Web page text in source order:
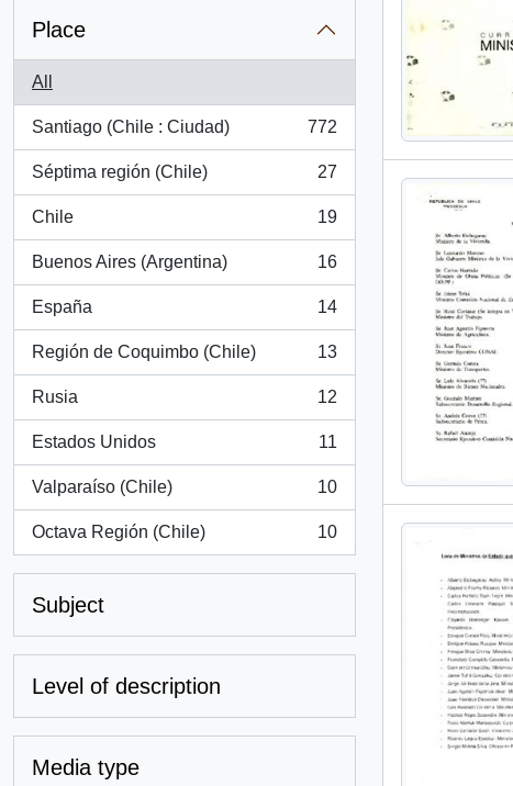
Place
All
Santiago (Chile : Ciudad)
, 772 results
772
Séptima región (Chile)
, 27 results
27
Chile
, 19 results
19
Buenos Aires (Argentina)
, 16 results
16
España
, 14 results
14
Región de Coquimbo (Chile)
, 13 results
13
Rusia
, 12 results
12
Estados Unidos
, 11 results
11
Valparaíso (Chile)
, 10 results
10
Octava Región (Chile)
, 10 results
10
Subject
Level of description
Media type